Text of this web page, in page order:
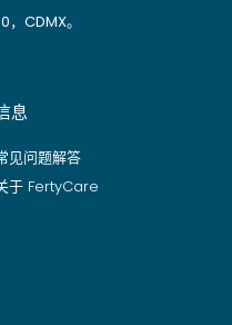
CDMX。
息
见问题解答
于 FertyCare